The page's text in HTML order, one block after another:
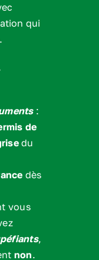
qui
:
de
du
dès
vous
,
non.